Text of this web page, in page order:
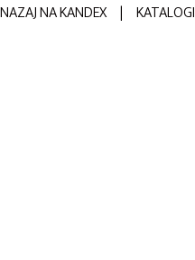
NAZAJ NA KANDEX | KATALOGI